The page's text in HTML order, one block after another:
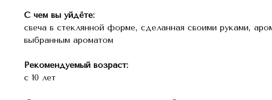
С чем вы уйдёте:
свеча в стеклянной форме, сделанная своими руками,
выбранным ароматом
Рекомендуемый возраст:
с 10 лет